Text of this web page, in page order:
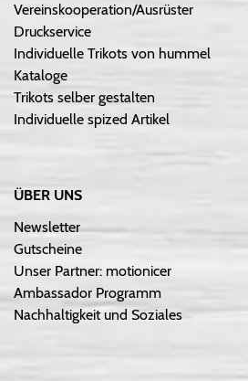
Vereinskooperation/Ausrüster
Druckservice
Individuelle Trikots von hummel
Kataloge
Trikots selber gestalten
Individuelle spized Artikel
ÜBER UNS
Newsletter
Gutscheine
Unser Partner: motionicer
Ambassador Programm
Nachhaltigkeit und Soziales